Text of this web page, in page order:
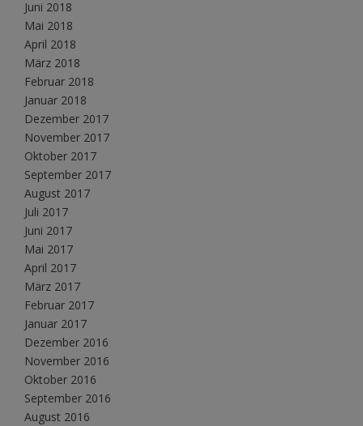
Juni 2018
Mai 2018
April 2018
März 2018
Februar 2018
Januar 2018
Dezember 2017
November 2017
Oktober 2017
September 2017
August 2017
Juli 2017
Juni 2017
Mai 2017
April 2017
März 2017
Februar 2017
Januar 2017
Dezember 2016
November 2016
Oktober 2016
September 2016
August 2016